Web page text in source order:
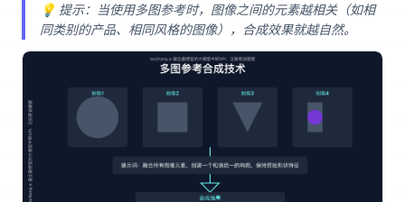
💡 提示：当使用多图参考时，图像之间的元素越相关（如相
同类别的产品、相同风格的图像），合成效果就越自然。